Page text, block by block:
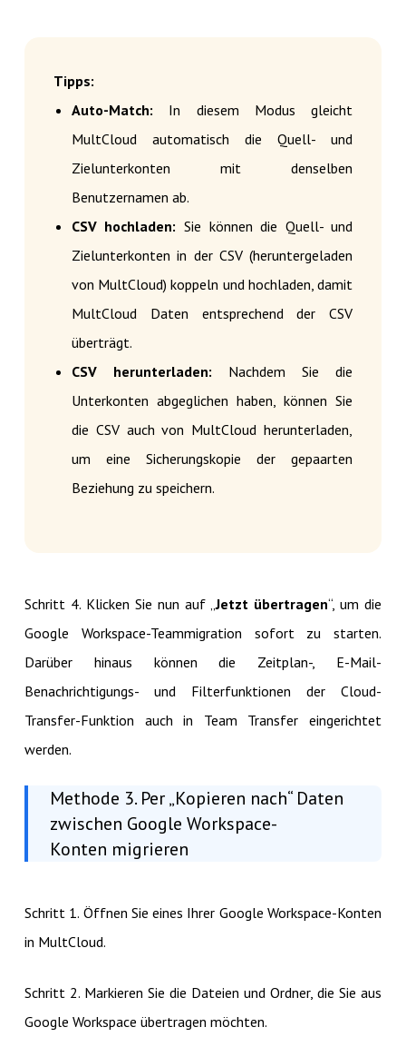
Tipps:
Auto-Match: In diesem Modus gleicht
MultCloud automatisch die Quell- und
Zielunterkonten mit denselben
Benutzernamen ab.
CSV hochladen: Sie können die Quell- und
Zielunterkonten in der CSV (heruntergeladen
von MultCloud) koppeln und hochladen, damit
MultCloud Daten entsprechend der CSV
überträgt.
CSV herunterladen: Nachdem Sie die
Unterkonten abgeglichen haben, können Sie
die CSV auch von MultCloud herunterladen,
um eine Sicherungskopie der gepaarten
Beziehung zu speichern.
Schritt 4. Klicken Sie nun auf „Jetzt übertragen“, um die
Google Workspace-Teammigration sofort zu starten.
Darüber hinaus können die Zeitplan-, E-Mail-
Benachrichtigungs- und Filterfunktionen der Cloud-
Transfer-Funktion auch in Team Transfer eingerichtet
werden.
Methode 3. Per „Kopieren nach“ Daten
zwischen Google Workspace-
Konten migrieren
Schritt 1. Öffnen Sie eines Ihrer Google Workspace-Konten
in MultCloud.
Schritt 2. Markieren Sie die Dateien und Ordner, die Sie aus
Google Workspace übertragen möchten.